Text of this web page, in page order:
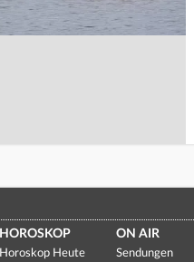
HOROSKOP
Horoskop Heute
ON AIR
Sendungen